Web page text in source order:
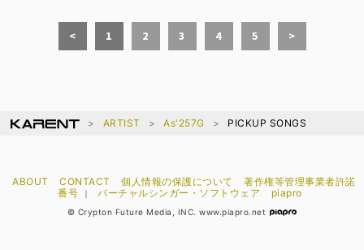
< 1 2 3 4 5 >
ARTIST As'257G PICKUP SONGS
ABOUT CONTACT 個人情報の保護について
著作権等管理事業者許諾
番号
｜ バーチャルシンガー・ソフトウェア piapro
© Crypton Future Media, INC. www.piapro.net